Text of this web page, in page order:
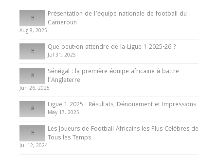
Tout ce que vous devez savoir sur la Coupe
d’Afrique des Nations
10 May 2024
Internationales
Présentation de l’équipe nationale de football
du Cameroun
8 August 2025
Présentation de l’équipe nationale de football du
Cameroun
Aug 8, 2025
Que peut-on attendre de la Ligue 1 2025-26 ?
Jul 31, 2025
Sénégal : la première équipe africaine à battre
l’Angleterre
Jun 26, 2025
Ligue 1 2025 : Résultats, Dénouement et Impressions
May 17, 2025
Les Joueurs de Football Africains les Plus Célèbres de
Tous les Temps
Jul 12, 2024